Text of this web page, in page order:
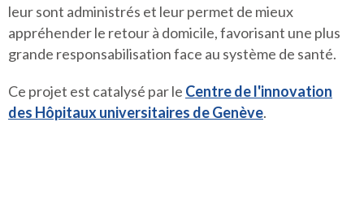
leur sont administrés et leur permet de mieux
appréhender le retour à domicile, favorisant une plus
grande responsabilisation face au système de santé.
Ce projet est catalysé par le Centre de l'innovation
des Hôpitaux universitaires de Genève.